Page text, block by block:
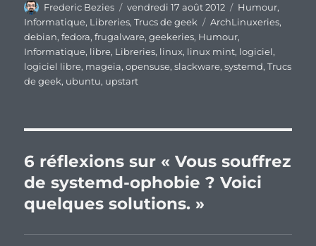
Auteur
Frederic Bezies
Publié
le
vendredi 17 août 2012 Catégories
Humour,
Informatique, Libreries,Trucs de geek Étiquettes
ArchLinuxeries,
debian,fedora,frugalware,geekeries, Humour,
Informatique, libre, Libreries, linux, linux mint, logiciel,
logiciel libre, mageia,opensuse,slackware,systemd,Trucs
de geek, ubuntu, upstart
6 réflexions sur « Vous souffrez
de systemd-ophobie ? Voici
quelques solutions. »